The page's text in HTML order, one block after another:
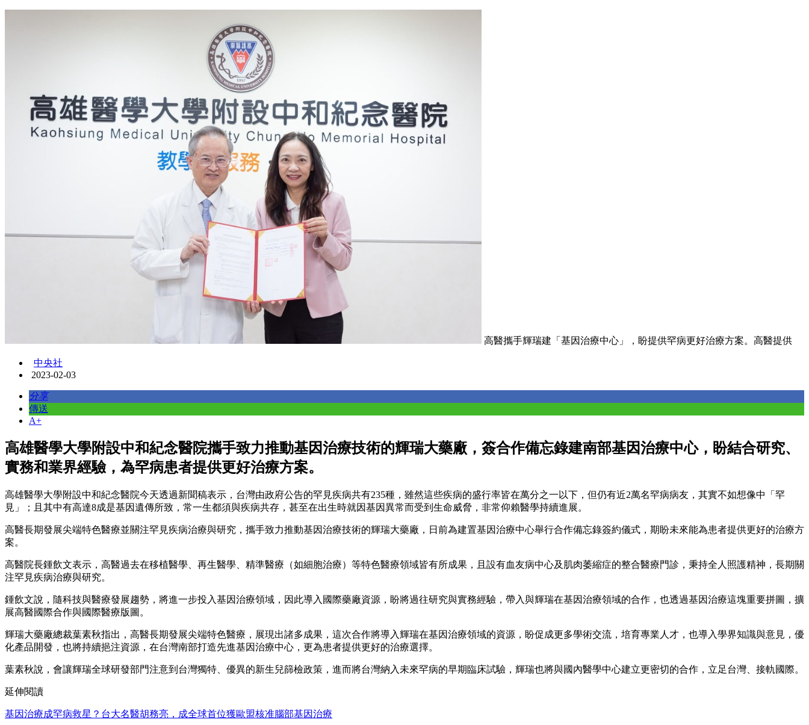
高醫攜手輝瑞建「基因治療中心」，盼提供罕病更好治療方案。高醫提供
中央社
2023-02-03
分享
傳送
A+
高雄醫學大學附設中和紀念醫院攜手致力推動基因治療技術的輝瑞大藥廠，簽合作備忘錄建南部基因治療中心，盼結合研究、
實務和業界經驗，為罕病患者提供更好治療方案。
高雄醫學大學附設中和紀念醫院今天透過新聞稿表示，台灣由政府公告的罕見疾病共有235種，雖然這些疾病的盛行率皆在萬分之一以下，但仍有近2萬名罕病病友，其實不如想像中「罕
見」；且其中有高達8成是基因遺傳所致，常一生都須與疾病共存，甚至在出生時就因基因異常而受到生命威脅，非常仰賴醫學持續進展。
高醫長期發展尖端特色醫療並關注罕見疾病治療與研究，攜手致力推動基因治療技術的輝瑞大藥廠，日前為建置基因治療中心舉行合作備忘錄簽約儀式，期盼未來能為患者提供更好的治療方
案。
高醫院長鍾飲文表示，高醫過去在移植醫學、再生醫學、精準醫療（如細胞治療）等特色醫療領域皆有所成果，且設有血友病中心及肌肉萎縮症的整合醫療門診，秉持全人照護精神，長期關
注罕見疾病治療與研究。
鍾飲文說，隨科技與醫療發展趨勢，將進一步投入基因治療領域，因此導入國際藥廠資源，盼將過往研究與實務經驗，帶入與輝瑞在基因治療領域的合作，也透過基因治療這塊重要拼圖，擴
展高醫國際合作與國際醫療版圖。
輝瑞大藥廠總裁葉素秋指出，高醫長期發展尖端特色醫療，展現出諸多成果，這次合作將導入輝瑞在基因治療領域的資源，盼促成更多學術交流，培育專業人才，也導入學界知識與意見，優
化產品開發，也將持續挹注資源，在台灣南部打造先進基因治療中心，更為患者提供更好的治療選擇。
葉素秋說，會讓輝瑞全球研發部門注意到台灣獨特、優異的新生兒篩檢政策，進而將台灣納入未來罕病的早期臨床試驗，輝瑞也將與國內醫學中心建立更密切的合作，立足台灣、接軌國際。
延伸閱讀
基因治療成罕病救星？台大名醫胡務亮，成全球首位獲歐盟核准腦部基因治療